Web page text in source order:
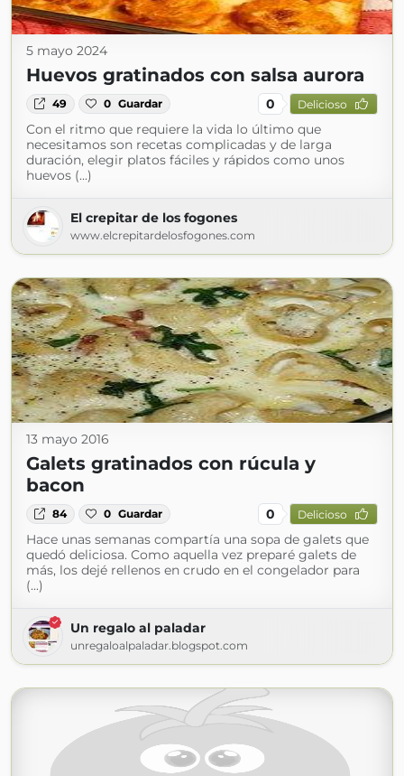
5 mayo 2024
Huevos gratinados con salsa aurora
49 0 Guardar 0 Delicioso
Con el ritmo que requiere la vida lo último que
necesitamos son recetas complicadas y de larga
duración, elegir platos fáciles y rápidos como unos
huevos (...)
El crepitar de los fogones
www.elcrepitardelosfogones.com
13 mayo 2016
Galets gratinados con rúcula y
bacon
84 0 Guardar 0 Delicioso
Hace unas semanas compartía una sopa de galets que
quedó deliciosa. Como aquella vez preparé galets de
más, los dejé rellenos en crudo en el congelador para
(...)
Un regalo al paladar
unregaloalpaladar.blogspot.com